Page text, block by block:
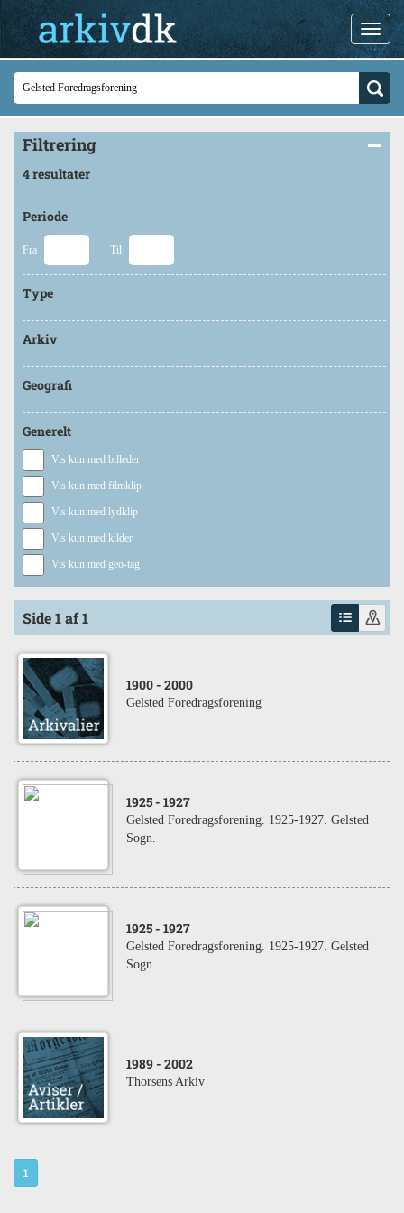
Filtrering
4 resultater
Periode
Fra Til
Type
Arkiv
Geografi
Generelt
Vis kun med billeder
Vis kun med filmklip
Vis kun med lydklip
Vis kun med kilder
Vis kun med geo-tag
Side 1 af 1
1900 - 2000
Gelsted Foredragsforening
1925 - 1927
Gelsted Foredragsforening. 1925-1927. Gelsted
Sogn.
1925 - 1927
Gelsted Foredragsforening. 1925-1927. Gelsted
Sogn.
1989 - 2002
Thorsens Arkiv
1